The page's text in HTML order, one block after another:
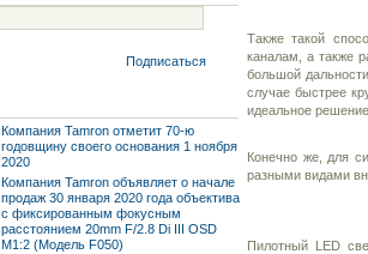
Подписаться
Компания Tamron отметит 70-ю
годовщину своего основания 1 ноября
2020
Компания Tamron объявляет о начале
продаж 30 января 2020 года объектива
с фиксированным фокусным
расстоянием 20mm F/2.8 Di III OSD
M1:2 (Модель F050)
Также такой
каналам, а также
большой
случае быстрее
идеальное
Конечно же, для
разными видами
Пилотный LED